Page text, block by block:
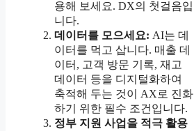
용해 보세요. DX의 첫걸음입
니다.
데이터를 모으세요: AI는 데
이터를 먹고 삽니다. 매출 데
이터, 고객 방문 기록, 재고
데이터 등을 디지털화하여
축적해 두는 것이 AX로 진화
하기 위한 필수 조건입니다.
정부 지원 사업을 적극 활용